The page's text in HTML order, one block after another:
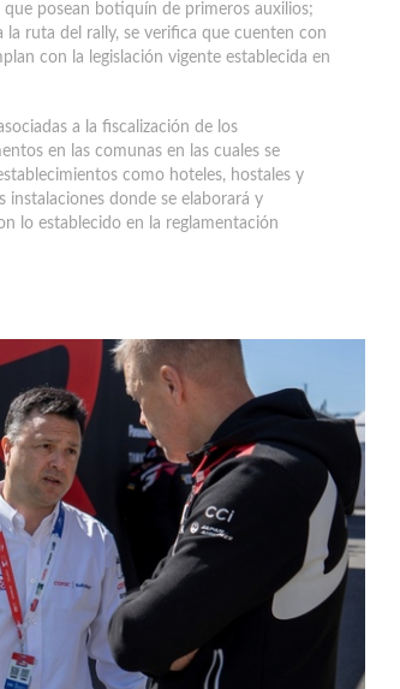
posean botiquín de primeros auxilios;
la ruta del rally, se verifica que cuenten con
con la legislación vigente establecida en
a la fiscalización de los
en las comunas en las cuales se
como hoteles, hostales y
instalaciones donde se elaborará y
lo establecido en la reglamentación